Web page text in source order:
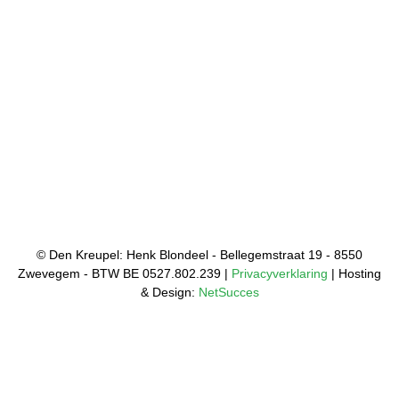
© Den Kreupel: Henk Blondeel - Bellegemstraat 19 - 8550
Zwevegem - BTW BE 0527.802.239 | Privacyverklaring | Hosting
& Design: NetSucces